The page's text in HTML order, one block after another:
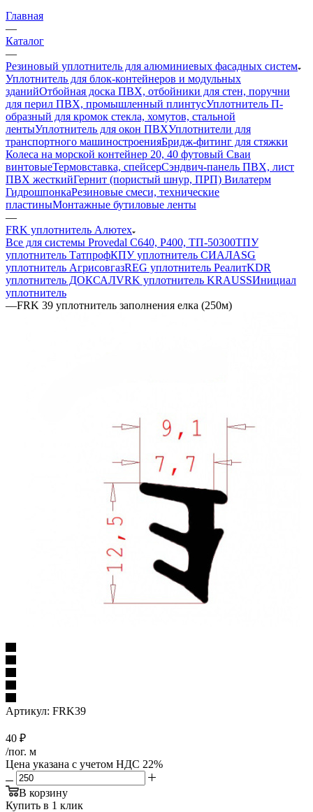
Главная
—
Каталог
—
Резиновый уплотнитель для алюминиевых фасадных систем
Уплотнитель для блок-контейнеров и модульных
зданийОтбойная доска ПВХ, отбойники для стен, поручни
для перил ПВХ, промышленный плинтусУплотнитель П-
образный для кромок стекла, хомутов, стальной
лентыУплотнитель для окон ПВХУплотнители для
транспортного машиностроенияБридж-фитинг для стяжки
Колеса на морской контейнер 20, 40 футовый Сваи
винтовыеТермовставка, спейсерСэндвич-панель ПВХ, лист
ПВХ жесткийГернит (пористый шнур, ПРП) Вилатерм
ГидрошпонкаРезиновые смеси, технические
пластиныМонтажные бутиловые ленты
—
FRK уплотнитель Алютех
Все для системы Provedal С640, Р400, ТП-50300ТПУ
уплотнитель ТатпрофКПУ уплотнитель СИАЛASG
уплотнитель АгрисовгазREG уплотнитель РеалитKDR
уплотнитель ДОКСАЛVRK уплотнитель KRAUSSИнициал
уплотнитель
—FRK 39 уплотнитель заполнения елка (250м)
Артикул: FRK39
40 ₽
/пог. м
Цена указана с учетом НДС 22%
В корзину
Купить в 1 клик